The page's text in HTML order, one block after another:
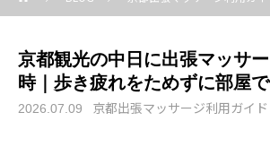
京都観光の中日に出張マッサ
時｜歩き疲れをためずに部屋
2026.07.09 京都出張マッサージ利用ガイ